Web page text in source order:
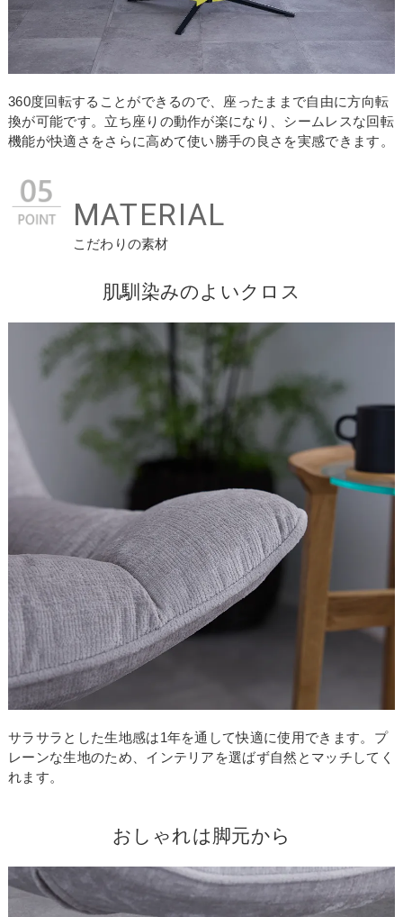
360度回転することができるので、座ったままで自由に方向転
換が可能です。立ち座りの動作が楽になり、シームレスな回転
機能が快適さをさらに高めて使い勝手の良さを実感できます。
MATERIAL
こだわりの素材
肌馴染みのよいクロス
サラサラとした生地感は1年を通して快適に使用できます。プ
レーンな生地のため、インテリアを選ばず自然とマッチしてく
れます。
おしゃれは脚元から